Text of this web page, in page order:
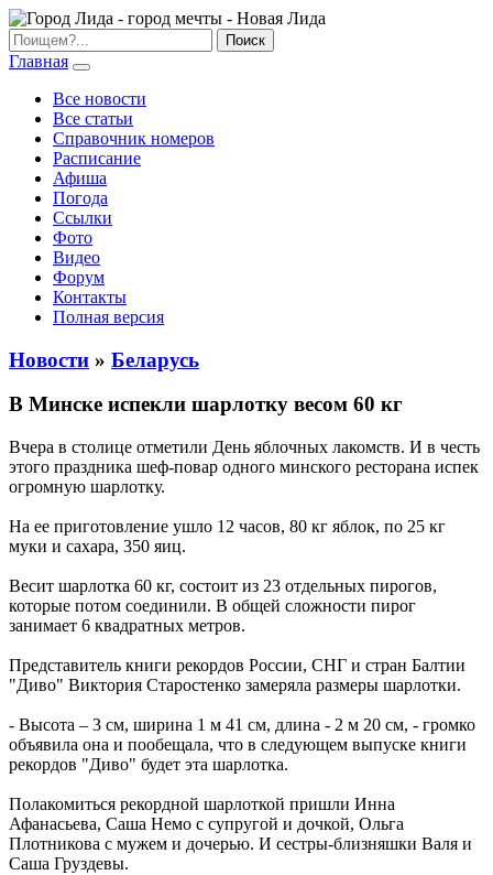
Главная
Все новости
Все статьи
Справочник номеров
Расписание
Афиша
Погода
Ссылки
Фото
Видео
Форум
Контакты
Полная версия
Новости » Беларусь
В Минске испекли шарлотку весом 60 кг
Вчера в столице отметили День яблочных лакомств. И в честь
этого праздника шеф-повар одного минского ресторана испек
огромную шарлотку.
На ее приготовление ушло 12 часов, 80 кг яблок, по 25 кг
муки и сахара, 350 яиц.
Весит шарлотка 60 кг, состоит из 23 отдельных пирогов,
которые потом соединили. В общей сложности пирог
занимает 6 квадратных метров.
Представитель книги рекордов России, СНГ и стран Балтии
"Диво" Виктория Старостенко замеряла размеры шарлотки.
- Высота – 3 см, ширина 1 м 41 см, длина - 2 м 20 см, - громко
объявила она и пообещала, что в следующем выпуске книги
рекордов "Диво" будет эта шарлотка.
Полакомиться рекордной шарлоткой пришли Инна
Афанасьева, Саша Немо с супругой и дочкой, Ольга
Плотникова с мужем и дочерью. И сестры-близняшки Валя и
Саша Груздевы.